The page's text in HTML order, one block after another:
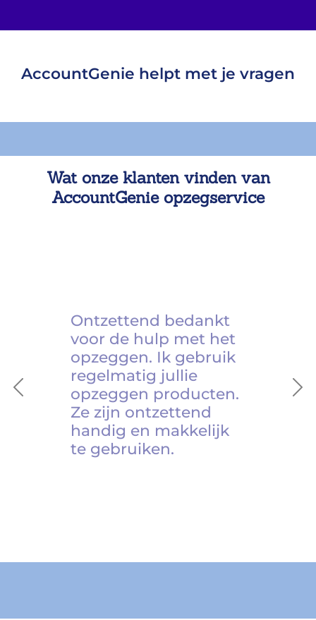
AccountGenie helpt met je vragen
Wat onze klanten vinden van
AccountGenie opzegservice
Previous
Ontzettend bedankt
voor de hulp met het
opzeggen. Ik gebruik
regelmatig jullie
opzeggen producten.
Ze zijn ontzettend
handig en makkelijk
te gebruiken.